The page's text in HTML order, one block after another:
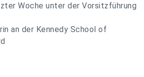
Woche unter der Vorsitzführung
an der Kennedy School of